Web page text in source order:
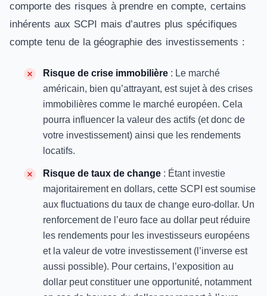
comporte des risques à prendre en compte, certains
inhérents aux SCPI mais d’autres plus spécifiques
compte tenu de la géographie des investissements :
Risque de crise immobilière : Le marché
américain, bien qu’attrayant, est sujet à des crises
immobilières comme le marché européen. Cela
pourra influencer la valeur des actifs (et donc de
votre investissement) ainsi que les rendements
locatifs.
Risque de taux de change : Étant investie
majoritairement en dollars, cette SCPI est soumise
aux fluctuations du taux de change euro-dollar. Un
renforcement de l’euro face au dollar peut réduire
les rendements pour les investisseurs européens
et la valeur de votre investissement (l’inverse est
aussi possible). Pour certains, l’exposition au
dollar peut constituer une opportunité, notamment